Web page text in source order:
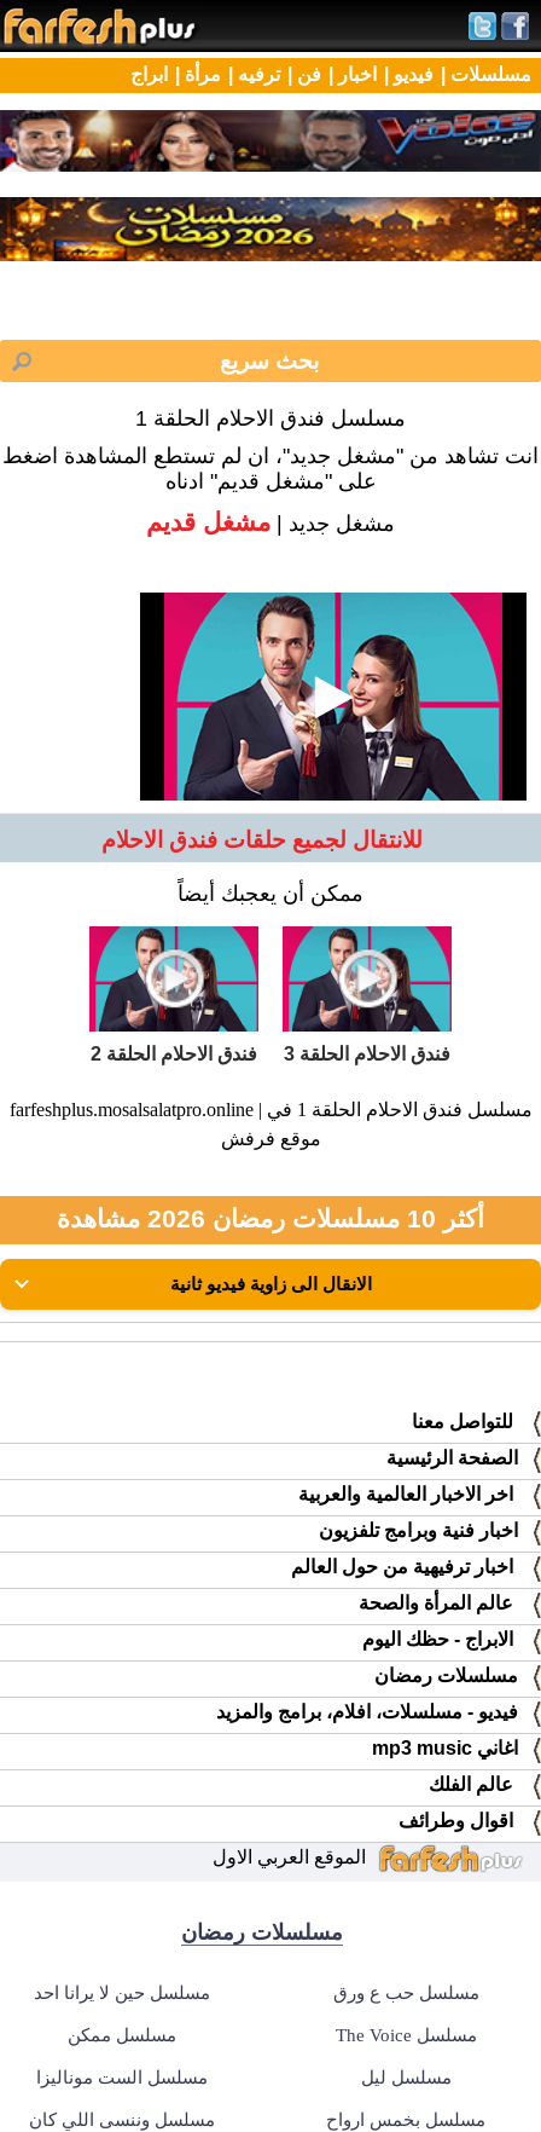
مسلسلات | فيديو | اخبار | فن | ترفيه | مرأة | ابراج
مسلسل فندق الاحلام الحلقة 1
انت تشاهد من "مشغل جديد"، ان لم تستطع المشاهدة اضغط
على "مشغل قديم" ادناه
مشغل جديد | مشغل قديم
للانتقال لجميع حلقات فندق الاحلام
ممكن أن يعجبك أيضاً
فندق الاحلام الحلقة 3 فندق الاحلام الحلقة 2
farfeshplus.mosalsalatpro.online | مسلسل فندق الاحلام الحلقة 1 في
موقع فرفش
أكثر 10 مسلسلات رمضان 2026 مشاهدة
للتواصل معنا
الصفحة الرئيسية
اخر الاخبار العالمية والعربية
اخبار فنية وبرامج تلفزيون
اخبار ترفيهية من حول العالم
عالم المرأة والصحة
الابراج - حظك اليوم
مسلسلات رمضان
فيديو - مسلسلات، افلام، برامج والمزيد
اغاني mp3 music
عالم الفلك
اقوال وطرائف
الموقع العربي الاول
مسلسلات رمضان
مسلسل حب ع ورق مسلسل حين لا يرانا احد
مسلسل The Voice مسلسل ممكن
مسلسل ليل مسلسل الست موناليزا
مسلسل بخمس ارواح مسلسل وننسى اللي كان